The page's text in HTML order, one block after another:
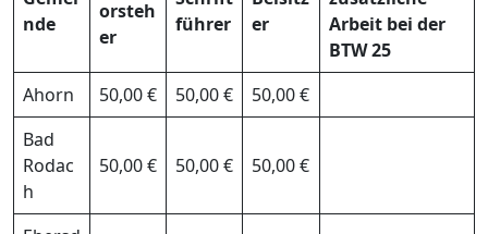
nde
orsteh
er
führer
er
Arbeit bei der
BTW 25
Ahorn
50,00 € 50,00 €
50,00 €
Bad
Rodac
h
50,00 € 50,00 € 50,00 €